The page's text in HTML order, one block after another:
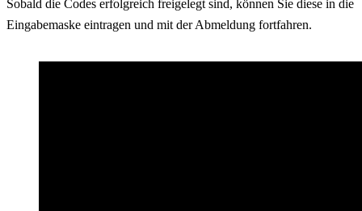
Sobald die Codes erfolgreich freigelegt sind, können Sie diese in die
Eingabemaske eintragen und mit der Abmeldung fortfahren.